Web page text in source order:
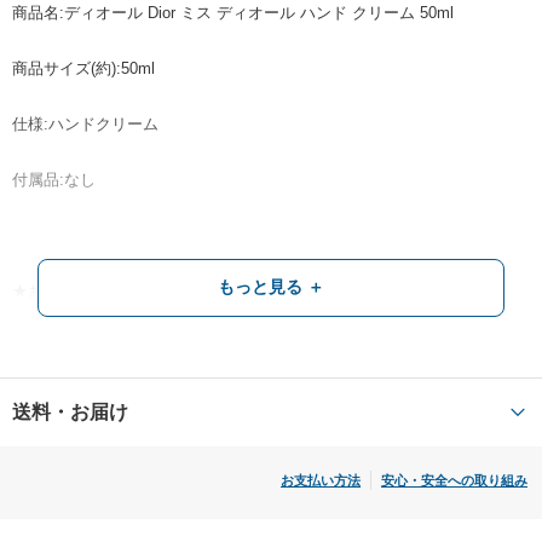
商品名:ディオール Dior ミス ディオール ハンド クリーム 50ml
商品サイズ(約):50ml
仕様:ハンドクリーム
付属品:なし
母の日のプレゼント！とてもいい香り！
もっと見る ＋
送料・お届け
お支払い方法 安心・安全への取り組み